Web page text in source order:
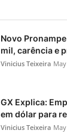
Novo
mil, carência e
Vinicius Teixeira
GX Explica:
em dólar para
Vinicius Teixeira